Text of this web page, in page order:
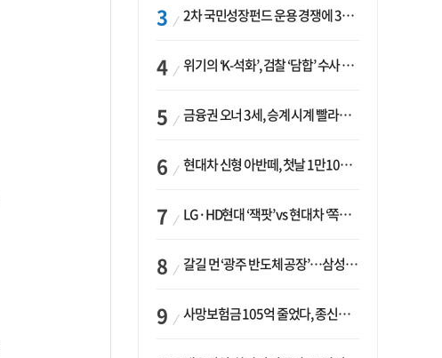
2차 국민성장펀드 운용 경쟁에 33개사 몰렸다…신한·하나 등 새 얼굴 대거 합류
위기의 ‘K-석화’, 검찰 ‘담합’ 수사 착수…“LG·한화·롯데 등 7개 업체, 8개 제품 가격 담합”
금융권 오너 3세, 승계 시계 빨라지나…한국투자 ‘속도’·미래에셋·메리츠는 ‘거리두기’
현대차 신형 아반떼, 첫날 1만1094대 계약…역대 최고치 경신
LG·HD현대 ‘잭팟’ vs 현대차 ‘쪽박’…글로벌 사모펀드, 韓 대기업 투자 ‘희비’
갈길 먼 ‘광주 반도체 공장’…삼성·SK, ‘주 52시간제’ 규제 해소 ‘공방’
사망보험금 105억 줄었다, 종신보험·유동화 동시에 ‘주춤’…신한라이프는 401억 급증